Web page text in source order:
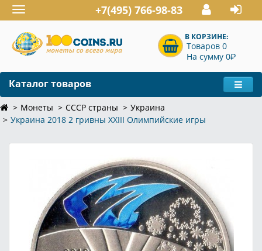
Toggle
navigation
+7(495) 766-98-83
В КОРЗИНЕ:
Товаров 0
На сумму 0P
Каталог товаров
Монеты СССР страны
Украина
Украина 2018 2 гривны ХХІІІ Олимпийские игры